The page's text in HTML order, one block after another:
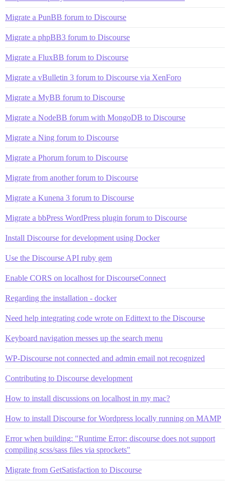
Migrate a PunBB forum to Discourse
Migrate a phpBB3 forum to Discourse
Migrate a FluxBB forum to Discourse
Migrate a vBulletin 3 forum to Discourse via XenForo
Migrate a MyBB forum to Discourse
Migrate a NodeBB forum with MongoDB to Discourse
Migrate a Ning forum to Discourse
Migrate a Phorum forum to Discourse
Migrate from another forum to Discourse
Migrate a Kunena 3 forum to Discourse
Migrate a bbPress WordPress plugin forum to Discourse
Install Discourse for development using Docker
Use the Discourse API ruby gem
Enable CORS on localhost for DiscourseConnect
Regarding the installation - docker
Need help integrating code wrote on Edittext to the Discourse
Keyboard navigation messes up the search menu
WP-Discourse not connected and admin email not recognized
Contributing to Discourse development
How to install discussions on localhost in my mac?
How to install Discourse for Wordpress locally running on MAMP
Error when building: "Runtime Error: discourse does not support
compiling scss/sass files via sprockets"
Migrate from GetSatisfaction to Discourse